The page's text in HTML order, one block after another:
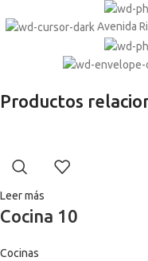
Avenida
Productos
Leer más
Cocina 10
Cocinas